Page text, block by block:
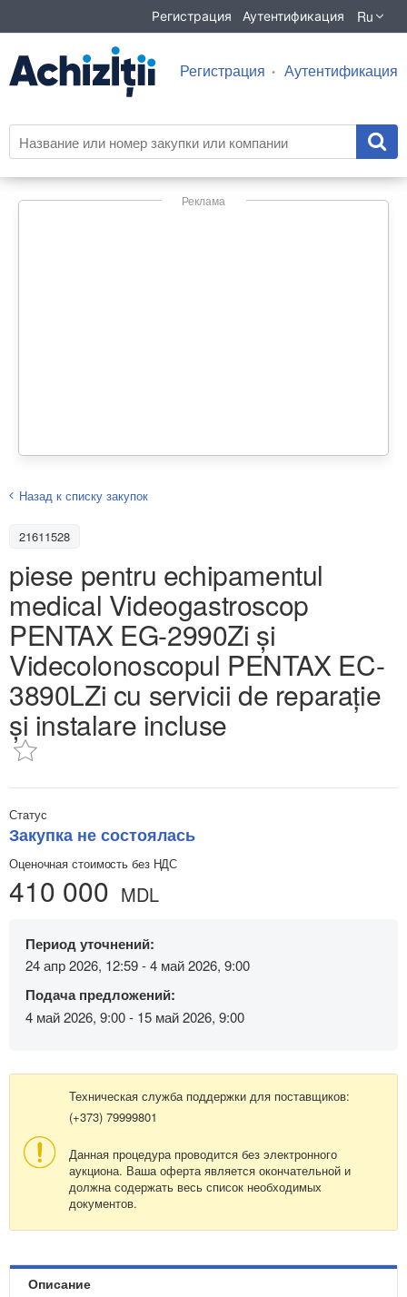
Регистрация Аутентификация Ru
Регистрация Аутентификация
Реклама
Назад к списку закупок
21611528
piese pentru echipamentul
medical Videogastroscop
PENTAX EG-2990Zi și
Videcolonoscopul PENTAX EC-
3890LZi cu servicii de reparație
și instalare incluse
Статус
Закупка не состоялась
Оценочная стоимость без НДС
410 000 MDL
Период уточнений:
24 апр 2026, 12:59 - 4 май 2026, 9:00
Подача предложений:
4 май 2026, 9:00 - 15 май 2026, 9:00
Техническая служба поддержки для поставщиков:
(+373) 79999801
Данная процедура проводится без электронного
аукциона. Ваша оферта является окончательной и
должна содержать весь список необходимых
документов.
Описание